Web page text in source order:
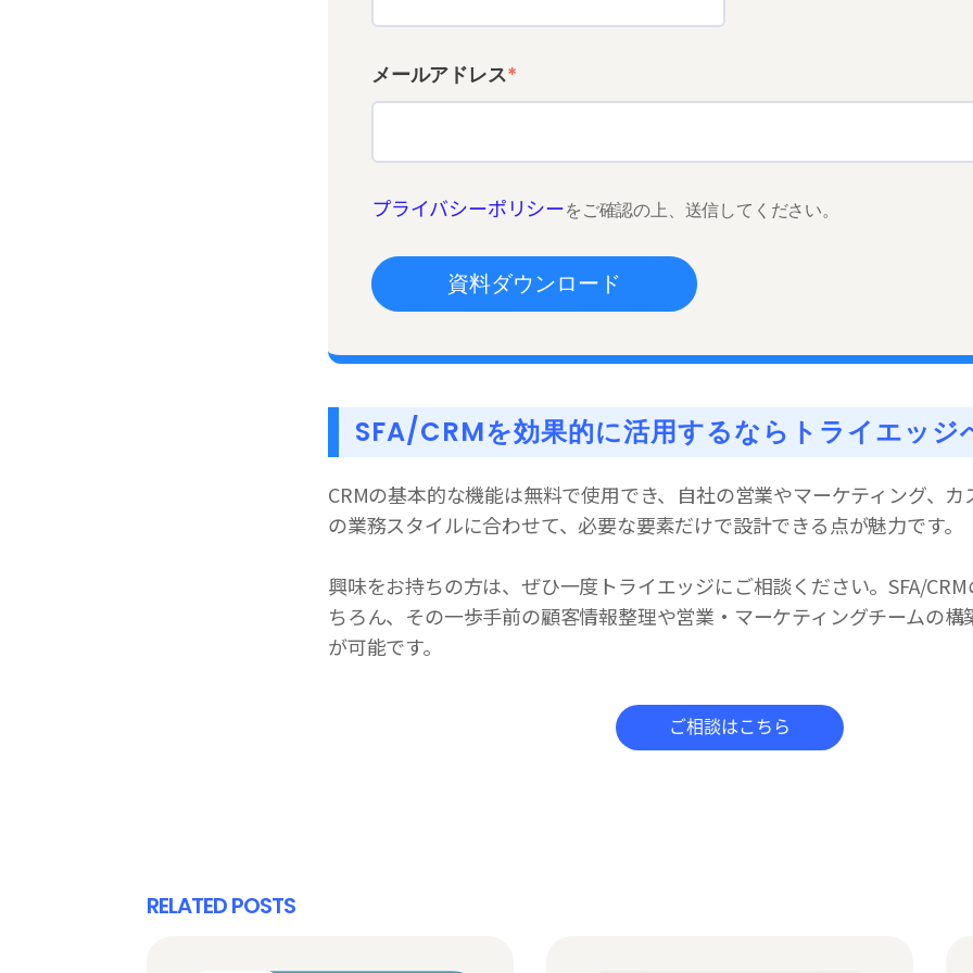
メールアドレス*
プライバシーポリシーをご確認の上、送信してください。
SFA/CRMを効果的に活用するならトライエッジ
CRMの基本的な機能は無料で使用でき、自社の営業やマーケティング、
の業務スタイルに合わせて、必要な要素だけで設計できる点が魅力です。
興味をお持ちの方は、ぜひ一度トライエッジにご相談ください。SFA/
ちろん、その一歩手前の顧客情報整理や営業・マーケティングチームの構
が可能です。
RELATED POSTS